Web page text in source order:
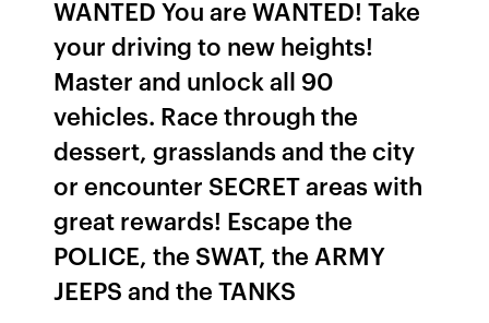
WANTED You are WANTED! Take
your driving to new heights!
Master and unlock all 90
vehicles. Race through the
dessert, grasslands and the city
or encounter SECRET areas with
great rewards! Escape the
POLICE, the SWAT, the ARMY
JEEPS and the TANKS